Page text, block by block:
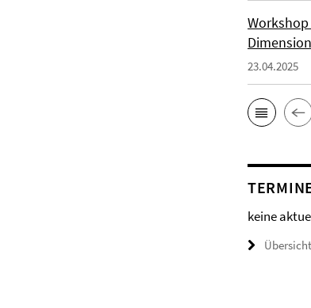
Workshop
23.04.2025
keine
Übersicht